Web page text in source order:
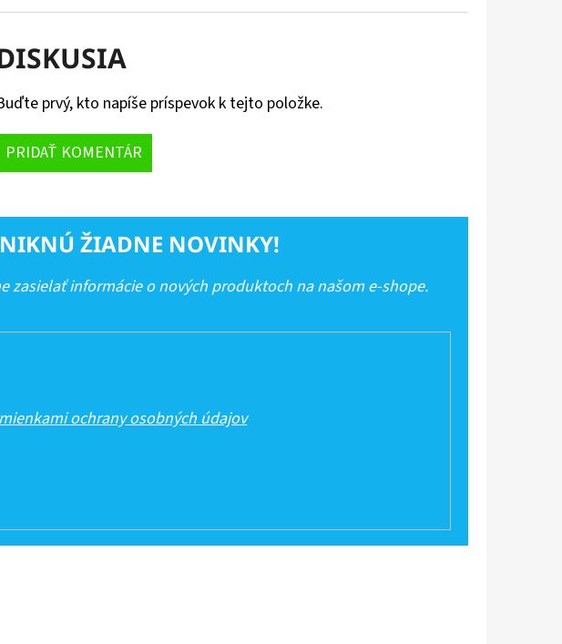
prvý, kto napíše príspevok k tejto položke.
PRIDAŤ KOMENTÁR
ŽIADNE NOVINKY!
zasielať informácie o nových produktoch na našom e-shope.
ochrany osobných údajov